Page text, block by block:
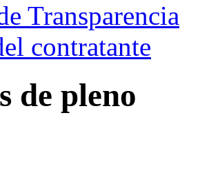
Transparencia
contratante
de pleno